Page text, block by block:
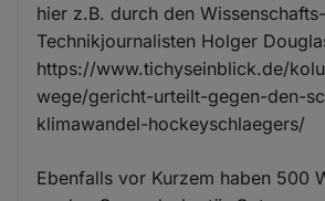
hier z.B. durch den
Technikjournalisten Holger
https://www.tichyseinblick.de/
wege/gericht-urteilt-gegen-den-
klimawandel-hockeyschlaegers/
Ebenfalls vor Kurzem haben 500